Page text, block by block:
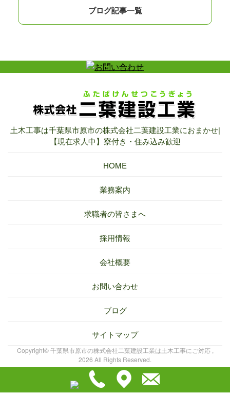
ブログ記事一覧
土木工事は千葉県市原市の株式会社二葉建設工業におまかせ|
【現在求人中】寮付き・住み込み歓迎
HOME
業務案内
求職者の皆さまへ
採用情報
会社概要
お問い合わせ
ブログ
サイトマップ
Copyright© 千葉県市原市の株式会社二葉建設工業は土木工事にご対応 ,
2026 All Rights Reserved.